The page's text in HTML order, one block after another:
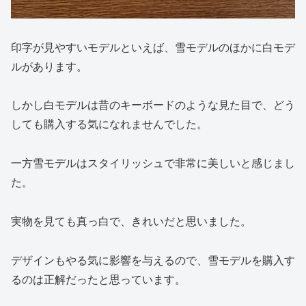
印字が見やすいモデルといえば、雪モデルのほかに白モデ
ルがあります。
しかし白モデルは昔のキーボードのような見た目で、どう
しても購入する気になれませんでした。
一方雪モデルはスタイリッシュで非常に美しいと感じまし
た。
実物を見ても真っ白で、きれいだと思いました。
デザインもやる気に影響を与えるので、雪モデルを購入す
るのは正解だったと思っています。